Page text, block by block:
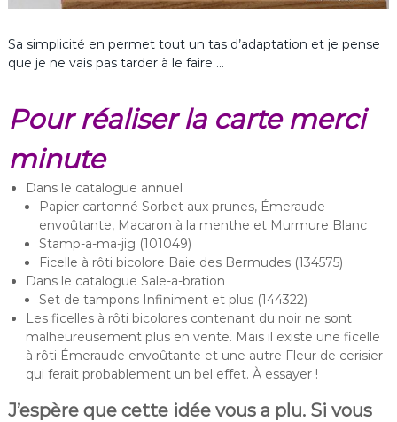
Sa simplicité en permet tout un tas d’adaptation et je pense
que je ne vais pas tarder à le faire …
Pour réaliser la carte merci
minute
Dans le catalogue annuel
Papier cartonné Sorbet aux prunes, Émeraude
envoûtante, Macaron à la menthe et Murmure Blanc
Stamp-a-ma-jig (101049)
Ficelle à rôti bicolore Baie des Bermudes (134575)
Dans le catalogue Sale-a-bration
Set de tampons Infiniment et plus (144322)
Les ficelles à rôti bicolores contenant du noir ne sont
malheureusement plus en vente. Mais il existe une ficelle
à rôti Émeraude envoûtante et une autre Fleur de cerisier
qui ferait probablement un bel effet. À essayer !
J’espère que cette idée vous a plu. Si vous